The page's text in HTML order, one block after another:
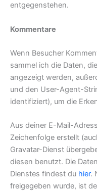
entgegenstehen.
Kommentare
Wenn Besucher
sammel ich die Daten,
angezeigt werden,
und den User-Agent-
identifiziert), um die
Aus deiner E-Mail-
Zeichenfolge erstellt
Gravatar-Dienst
diesen benutzt. Die
Dienstes findest du hier.
freigegeben wurde, ist